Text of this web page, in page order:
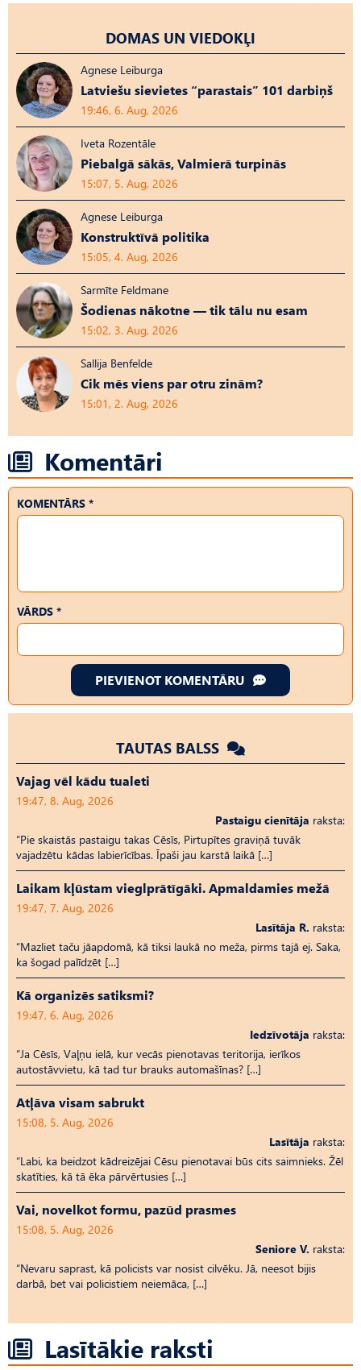
DOMAS UN VIEDOKĻI
Agnese Leiburga
Latviešu sievietes “parastais” 101 darbiņš
19:46, 6. Aug, 2026
Iveta Rozentāle
Piebalgā sākās, Valmierā turpinās
15:07, 5. Aug, 2026
Agnese Leiburga
Konstruktīvā politika
15:05, 4. Aug, 2026
Sarmīte Feldmane
Šodienas nākotne — tik tālu nu esam
15:02, 3. Aug, 2026
Sallija Benfelde
Cik mēs viens par otru zinām?
15:01, 2. Aug, 2026
Komentāri
KOMENTĀRS *
VĀRDS *
PIEVIENOT KOMENTĀRU
TAUTAS BALSS
Vajag vēl kādu tualeti
19:47, 8. Aug, 2026
Pastaigu cienītāja raksta:
“Pie skaistās pastaigu takas Cēsīs, Pirtupītes graviņā tuvāk
vajadzētu kādas labierīcības. Īpaši jau karstā laikā […]
Laikam kļūstam vieglprātīgāki. Apmaldamies mežā
19:47, 7. Aug, 2026
Lasītāja R. raksta:
“Mazliet taču jāapdomā, kā tiksi laukā no meža, pirms tajā ej. Saka,
ka šogad palīdzēt […]
Kā organizēs satiksmi?
19:47, 6. Aug, 2026
Iedzīvotāja raksta:
“Ja Cēsīs, Vaļņu ielā, kur vecās pienotavas teritorija, ierīkos
autostāvvietu, kā tad tur brauks automašīnas? […]
Atļāva visam sabrukt
15:08, 5. Aug, 2026
Lasītāja raksta:
“Labi, ka beidzot kādreizējai Cēsu pienotavai būs cits saimnieks. Žēl
skatīties, kā tā ēka pārvērtusies […]
Vai, novelkot formu, pazūd prasmes
15:08, 5. Aug, 2026
Seniore V. raksta:
“Nevaru saprast, kā policists var nosist cilvēku. Jā, neesot bijis
darbā, bet vai policistiem neiemāca, […]
Lasītākie raksti